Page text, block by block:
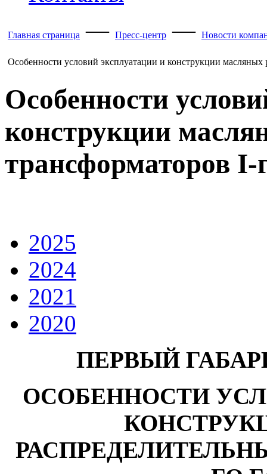
Главная страница — Пресс-центр — Новости
Особенности условий эксплуатации и конструкции масляных
Особенности
конструкции
трансформаторов I-
2025
2024
2021
2020
ПЕРВЫЙ
ОСОБЕННОСТИ